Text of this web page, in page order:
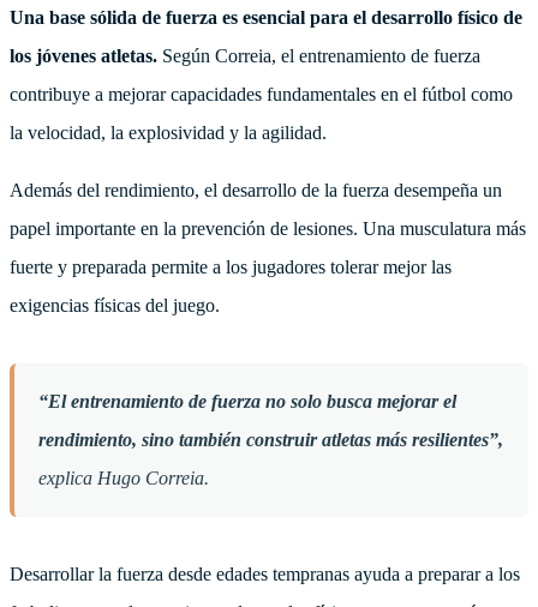
Una base sólida de fuerza es esencial para el desarrollo físico de
los jóvenes atletas. Según Correia, el entrenamiento de fuerza
contribuye a mejorar capacidades fundamentales en el fútbol como
la velocidad, la explosividad y la agilidad.
Además del rendimiento, el desarrollo de la fuerza desempeña un
papel importante en la prevención de lesiones. Una musculatura más
fuerte y preparada permite a los jugadores tolerar mejor las
exigencias físicas del juego.
“El entrenamiento de fuerza no solo busca mejorar el
rendimiento, sino también construir atletas más resilientes”,
explica Hugo Correia.
Desarrollar la fuerza desde edades tempranas ayuda a preparar a los